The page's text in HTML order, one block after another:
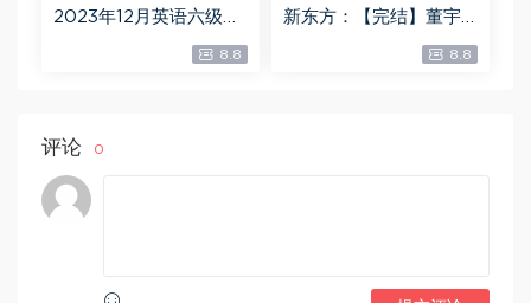
2023年12月英语六级：1
8.8
新东方：【完结】董宇
8.8
评论 0